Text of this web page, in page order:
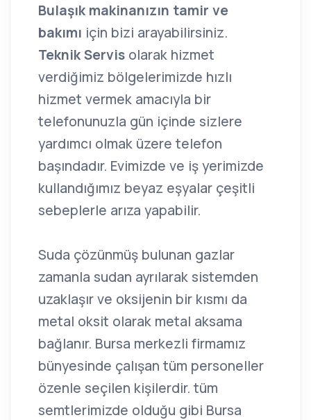
Bulaşık makinanızın tamir ve
bakımı için bizi arayabilirsiniz.
Teknik Servis olarak hizmet
verdiğimiz bölgelerimizde hızlı
hizmet vermek amacıyla bir
telefonunuzla gün içinde sizlere
yardımcı olmak üzere telefon
başındadır. Evimizde ve iş yerimizde
kullandığımız beyaz eşyalar çeşitli
sebeplerle arıza yapabilir.
Suda çözünmüş bulunan gazlar
zamanla sudan ayrılarak sistemden
uzaklaşır ve oksijenin bir kısmı da
metal oksit olarak metal aksama
bağlanır. Bursa merkezli firmamız
bünyesinde çalışan tüm personeller
özenle seçilen kişilerdir. tüm
semtlerimizde olduğu gibi Bursa